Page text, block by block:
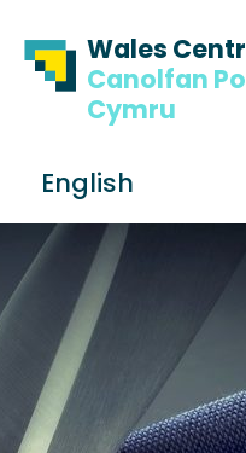
Wales
Canolfan
Cymru
English